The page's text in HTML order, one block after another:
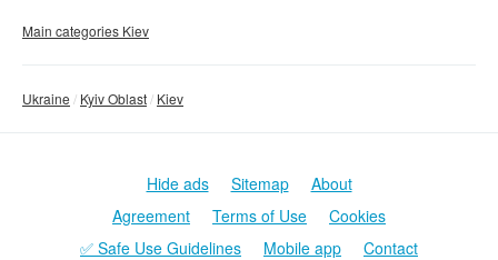
Main categories Kiev
Ukraine Kyiv Oblast Kiev
Hide ads Sitemap
About
Agreement
Terms of Use
Cookies
✅ Safe Use Guidelines
Mobile app Contact